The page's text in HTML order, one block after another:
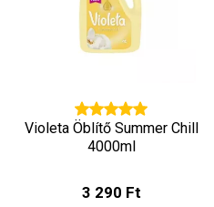
Violeta Öblítő Summer Chill
4000ml
3 290 Ft